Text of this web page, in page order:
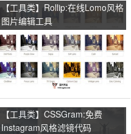
【工具类】Rollip:在线Lomo风格
图片编辑工具
【工具类】CSSGram:免费
Instagram风格滤镜代码